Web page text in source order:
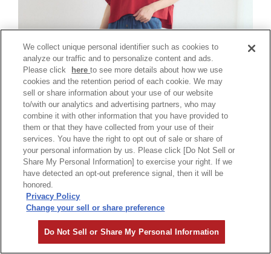
こちらもワンピースと同じく、夏のお悩みをまるっと
We collect unique personal identifier such as cookies to
analyze our traffic and to personalize content and ads.
Please click
hereto see more details about how we use
cookies and the retention period of each cookie. We may
sell or share information about your use of our website
to/with our analytics and advertising partners, who may
combine it with other information that you have provided to
them or that they have collected from your use of their
services. You have the right to opt out of sale or share of
your personal information by us. Please click [Do Not Sell or
Share My Personal Information] to exercise your right. If we
have detected an opt-out preference signal, then it will be
honored.
Privacy Policy
Change your sell or share preference
Do Not Sell or Share My Personal Information